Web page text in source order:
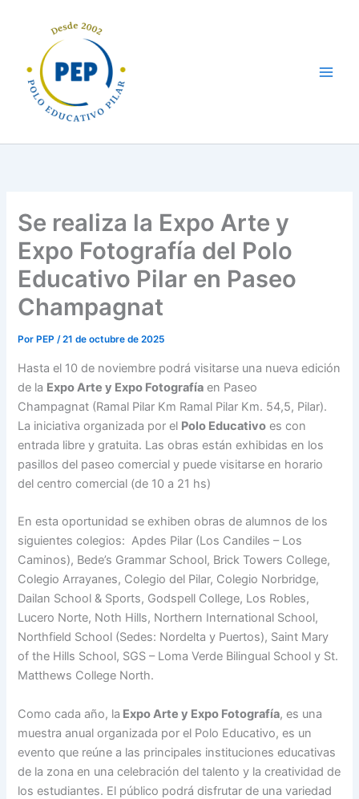
contenido
Se realiza la Expo Arte y
Expo Fotografía del Polo
Educativo Pilar en Paseo
Champagnat
Por PEP/21 de octubre de 2025
Hasta el 10 de noviembre podrá visitarse una nueva edición
de la Expo Arte y Expo Fotografía en Paseo
Champagnat (Ramal Pilar Km Ramal Pilar Km. 54,5, Pilar).
La iniciativa organizada por el Polo Educativo es con
entrada libre y gratuita. Las obras están exhibidas en los
pasillos del paseo comercial y puede visitarse en horario
del centro comercial (de 10 a 21 hs)
En esta oportunidad se exhiben obras de alumnos de los
siguientes colegios: Apdes Pilar (Los Candiles – Los
Caminos), Bede’s Grammar School, Brick Towers College,
Colegio Arrayanes, Colegio del Pilar, Colegio Norbridge,
Dailan School & Sports, Godspell College, Los Robles,
Lucero Norte, Noth Hills, Northern International School,
Northfield School (Sedes: Nordelta y Puertos), Saint Mary
of the Hills School, SGS – Loma Verde Bilingual School y St.
Matthews College North.
Como cada año, la Expo Arte y Expo Fotografía, es una
muestra anual organizada por el Polo Educativo, es un
evento que reúne a las principales instituciones educativas
de la zona en una celebración del talento y la creatividad de
los estudiantes. El público podrá disfrutar de una variedad